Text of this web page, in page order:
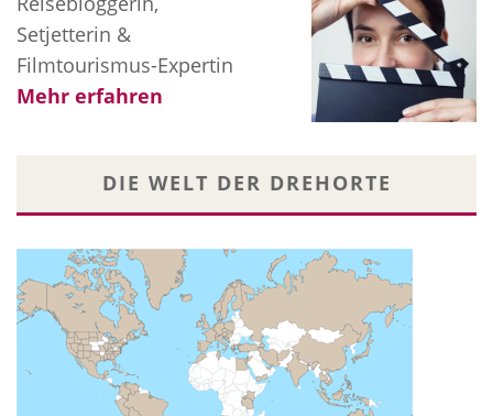
Setjetterin &
Filmtourismus-Expertin
Mehr erfahren
DIE WELT DER DREHORTE